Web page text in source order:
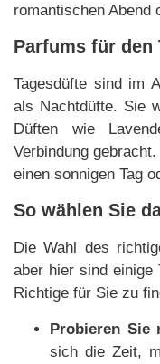
romantischen Abend
Parfums für den
Tagesdüfte sind im
als Nachtdüfte. Sie
Düften wie
Verbindung
einen sonnigen Tag
So wählen Sie
Die Wahl des
aber hier sind einige
Richtige für Sie zu
Probieren Sie
sich die Zeit,